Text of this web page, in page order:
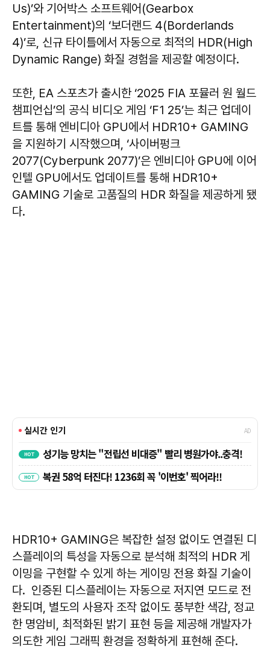
Us)’와 기어박스 소프트웨어(Gearbox
Entertainment)의 ‘보더랜드 4(Borderlands
4)’로, 신규 타이틀에서 자동으로 최적의 HDR(High
Dynamic Range) 화질 경험을 제공할 예정이다.
또한, EA 스포츠가 출시한 ‘2025 FIA 포뮬러 원 월드
챔피언십’의 공식 비디오 게임 ‘F1 25’는 최근 업데이
트를 통해 엔비디아 GPU에서 HDR10+ GAMING
을 지원하기 시작했으며, ‘사이버펑크
2077(Cyberpunk 2077)’은 엔비디아 GPU에 이어
인텔 GPU에서도 업데이트를 통해 HDR10+
GAMING 기술로 고품질의 HDR 화질을 제공하게 됐
다.
HDR10+ GAMING은 복잡한 설정 없이도 연결된 디
스플레이의 특성을 자동으로 분석해 최적의 HDR 게
이밍을 구현할 수 있게 하는 게이밍 전용 화질 기술이
다. 인증된 디스플레이는 자동으로 저지연 모드로 전
환되며, 별도의 사용자 조작 없이도 풍부한 색감, 정교
한 명암비, 최적화된 밝기 표현 등을 제공해 개발자가
의도한 게임 그래픽 환경을 정확하게 표현해 준다.